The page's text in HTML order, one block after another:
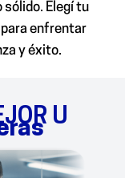
Elegí tu
enfrentar
y éxito.
U